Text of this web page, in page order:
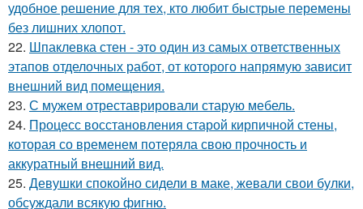
удобное решение для тех, кто любит быстрые перемены
без лишних хлопот.
22. Шпаклевка стен - это один из самых ответственных
этапов отделочных работ, от которого напрямую зависит
внешний вид помещения.
23. С мужем отреставрировали старую мебель.
24. Процесс восстановления старой кирпичной стены,
которая со временем потеряла свою прочность и
аккуратный внешний вид.
25. Девушки спокойно сидели в маке, жевали свои булки,
обсуждали всякую фигню.